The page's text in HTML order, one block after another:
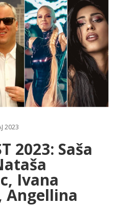
2023
2023: Saša
Ivana
Angellina